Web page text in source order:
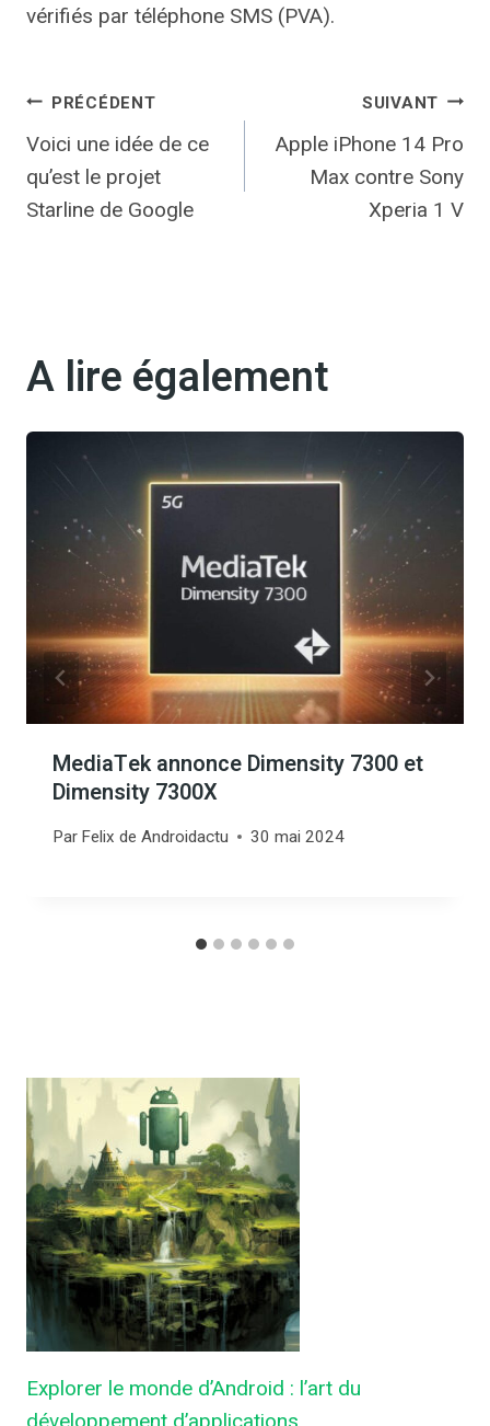
vérifiés par téléphone SMS (PVA).
Navigation
de
l’article
PRÉCÉDENT
Voici une idée de ce
qu’est le projet
Starline de Google
SUIVANT
Apple iPhone 14 Pro
Max contre Sony
Xperia 1 V
A lire également
MediaTek annonce Dimensity 7300 et
Dimensity 7300X
Par Felix de Androidactu 30 mai 2024
Explorer le monde d’Android : l’art du